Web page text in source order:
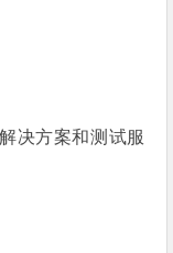
决方案和测试服